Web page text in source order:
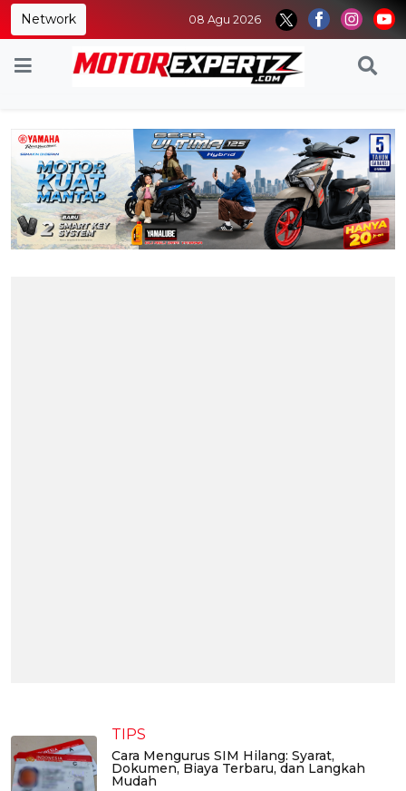
Network 08 Agu 2026
TIPS
Cara Mengurus SIM Hilang: Syarat,
Dokumen, Biaya Terbaru, dan Langkah
Mudah